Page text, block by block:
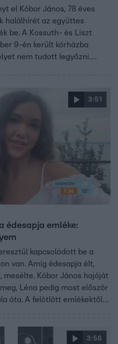
el Kóbor János, 78 éves
halálhírét az együttes
be. A Kossuth- és Liszt
9-én került kórházba
nem tudott legyőzni.
első tagokra többen is
és Benkő a kezdetek, vagyis
3:51
édesapja emléke:
kapcsolódott be a
van. Amíg édesapja élt,
Kóbor János hajóját
Léna pedig most először
óta. A felötlött emlékektől
3:56